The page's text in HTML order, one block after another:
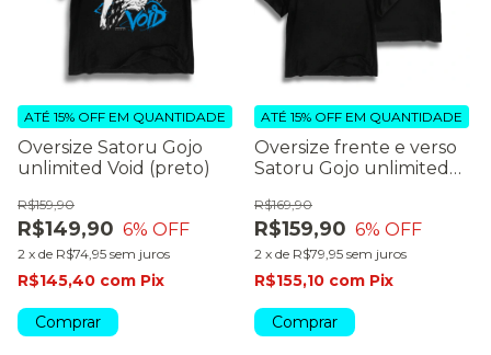
Oversize Satoru Gojo
unlimited Void (preto)
R$149,90
R$159,90
6% OFF
2 x de R$74,95 sem juros
ATÉ 15% OFF EM QUANTIDADE
R$145,40 com Pix
Comprar
Oversize frente e verso
Satoru Gojo unlimited
R$159,90
R$169,90
6% OFF
2 x de R$79,95 sem juros
ATÉ 15% OFF EM QUANTIDADE
R$155,10 com Pix
Comprar